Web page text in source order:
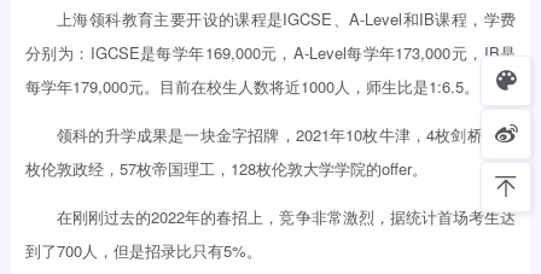
上海领科教育主要开设的课程是IGCSE、A-Level和IB课程，学费
分别为：IGCSE是每学年169,000元，A-Level每学年173,000元，IB是
每学年179,000元。目前在校生人数将近1000人，师生比是1:6.5。
领科的升学成果是一块金字招牌，2021年10枚牛津，4枚剑桥，15
枚伦敦政经，57枚帝国理工，128枚伦敦大学学院的offer。
在刚刚过去的2022年的春招上，竞争非常激烈，据统计首场考生达
到了700人，但是招录比只有5%。